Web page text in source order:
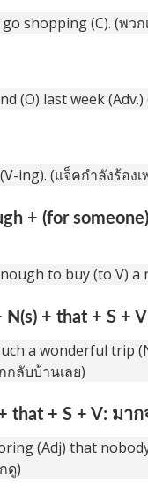
go shopping (C). (พว
(O) last week
ing). (แจ็คกำลังร้องเ
+ (for
to buy (to V)
N(s) + that + S
a wonderful trip
กลับบ้านเลย)
that + S + V: ม
(Adj) that
ดู)